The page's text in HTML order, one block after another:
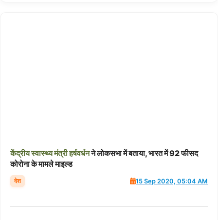
केंद्रीयस्‍वास्‍थ्‍यमंत्रीहर्षवर्धनने लोकसभा में बताया, भारत में 92 फीसद
कोरोना के मामले माइल्ड
देश 15 Sep 2020, 05:04 AM